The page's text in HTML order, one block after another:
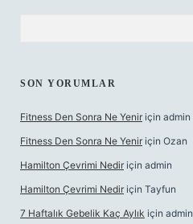
SON YORUMLAR
Fitness Den Sonra Ne Yenir için admin
Fitness Den Sonra Ne Yenir için Ozan
Hamilton Çevrimi Nedir için admin
Hamilton Çevrimi Nedir için Tayfun
7 Haftalık Gebelik Kaç Aylık için admin